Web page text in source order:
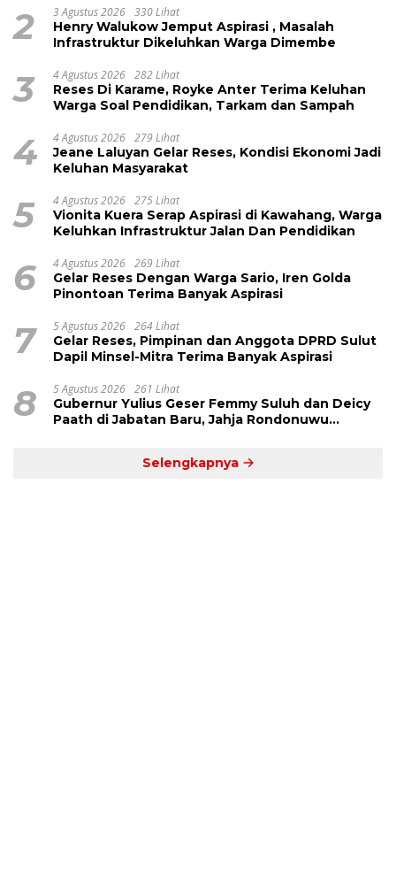
2 3 Agustus 2026 330 Lihat
Henry Walukow Jemput Aspirasi , Masalah
Infrastruktur Dikeluhkan Warga Dimembe
3 4 Agustus 2026 282 Lihat
Reses Di Karame, Royke Anter Terima Keluhan
Warga Soal Pendidikan, Tarkam dan Sampah
4 4 Agustus 2026 279 Lihat
Jeane Laluyan Gelar Reses, Kondisi Ekonomi Jadi
Keluhan Masyarakat
5 4 Agustus 2026 275 Lihat
Vionita Kuera Serap Aspirasi di Kawahang, Warga
Keluhkan Infrastruktur Jalan Dan Pendidikan
6 4 Agustus 2026 269 Lihat
Gelar Reses Dengan Warga Sario, Iren Golda
Pinontoan Terima Banyak Aspirasi
7 5 Agustus 2026 264 Lihat
Gelar Reses, Pimpinan dan Anggota DPRD Sulut
Dapil Minsel-Mitra Terima Banyak Aspirasi
8 5 Agustus 2026 261 Lihat
Gubernur Yulius Geser Femmy Suluh dan Deicy
Paath di Jabatan Baru, Jahja Rondonuwu
Selengkapnya